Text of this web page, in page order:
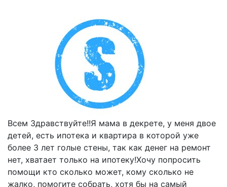
Всем Здравствуйте!!Я мама в декрете, у меня двое
детей, есть ипотека и квартира в которой уже
более 3 лет голые стены, так как денег на ремонт
нет, хватает только на ипотеку!Хочу попросить
помощи кто сколько может, кому сколько не
жалко, помогите собрать, хотя бы на самый